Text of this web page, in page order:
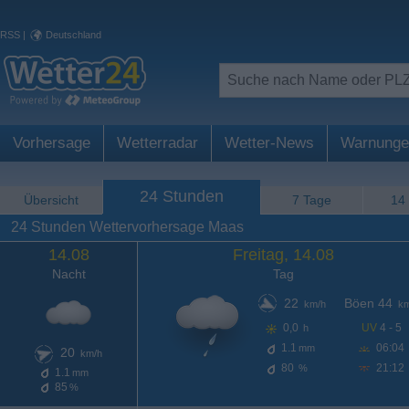
RSS | Deutschland
Vorhersage Wetterradar Wetter-News
Übersicht 24 Stunden 7 Tage 14
24 Stunden Wettervorhersage Maas
14.08
Nacht
20 km/h
1.1 mm
85 %
Freitag, 14.08
Tag
22
km/h
0,0 h
1.1 mm
80 %
Böen 44
UV 4 - 5
06:04
21:12